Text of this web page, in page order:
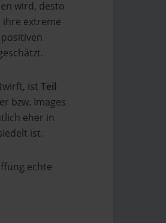
wird, desto
ihre extreme
ist Teil
bzw. Images
eher in
ist.
echte